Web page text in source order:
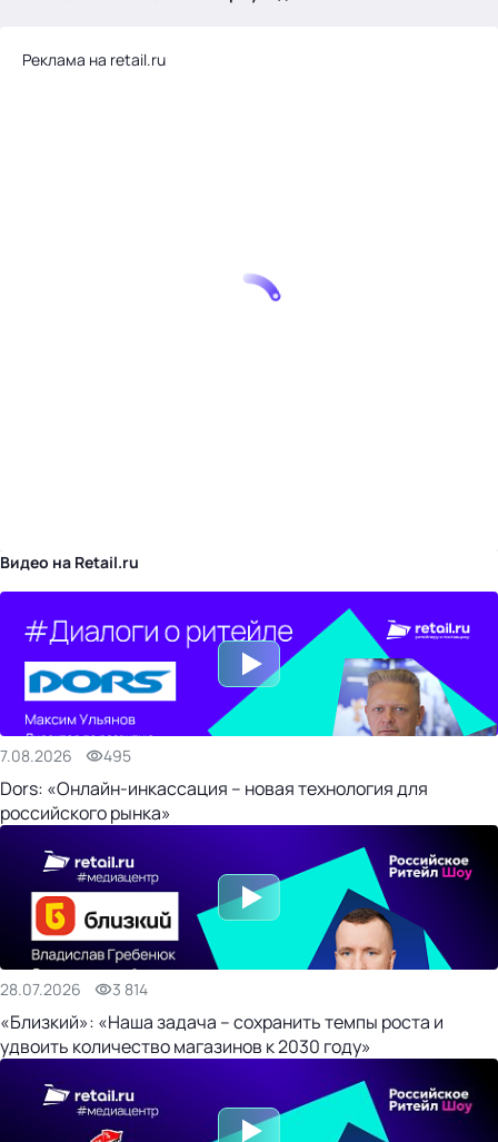
Реклама на retail.ru
Видео на Retail.ru
7.08.2026 495
Dors: «Онлайн-инкассация – новая технология для
российского рынка»
28.07.2026 3 814
«Близкий»: «Наша задача – сохранить темпы роста и
удвоить количество магазинов к 2030 году»